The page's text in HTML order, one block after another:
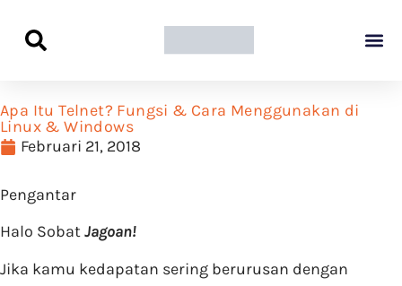
Apa Itu Telnet? Fungsi & Cara Menggunakan di
Linux & Windows
Februari 21, 2018
Pengantar
Halo SobatJagoan!
Jika kamu kedapatan sering berurusan dengan